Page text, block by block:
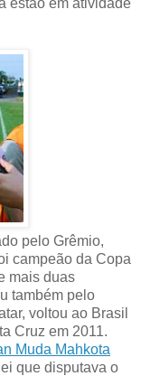
pelo Grêmio,
campeão da Copa
mais duas
também pelo
voltou ao Brasil
Cruz em 2011.
Muda Mahkota
que disputava o